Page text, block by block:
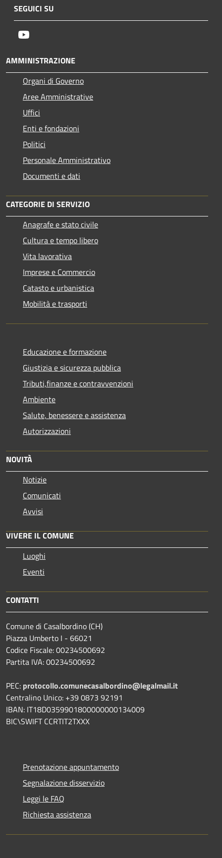
SEGUICI SU
AMMINISTRAZIONE
Organi di Governo
Aree Amministrative
Uffici
Enti e fondazioni
Politici
Personale Amministrativo
Documenti e dati
CATEGORIE DI SERVIZIO
Anagrafe e stato civile
Cultura e tempo libero
Vita lavorativa
Imprese e Commercio
Catasto e urbanistica
Mobilità e trasporti
Educazione e formazione
Giustizia e sicurezza pubblica
Tributi,finanze e contravvenzioni
Ambiente
Salute, benessere e assistenza
Autorizzazioni
NOVITÀ
Notizie
Comunicati
Avvisi
VIVERE IL COMUNE
Luoghi
Eventi
CONTATTI
Comune di Casalbordino (CH)
Piazza Umberto I - 66021
Codice Fiscale: 00234500692
Partita IVA: 00234500692
PEC: protocollo.comunecasalbordino@legalmail.it
Centralino Unico: +39 0873 92191
IBAN: IT18D0359901800000000134009
BIC\SWIFT CCRTIT2TXXX
Prenotazione appuntamento
Segnalazione disservizio
Leggi le FAQ
Richiesta assistenza